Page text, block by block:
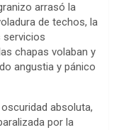
arrasó la
de techos, la
servicios
chapas volaban y
angustia y pánico
absoluta,
por la